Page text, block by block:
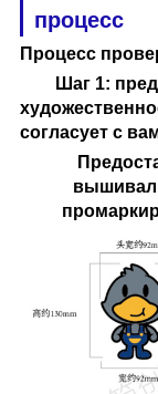
процесс
Процесс
Шаг 1:
согласует с